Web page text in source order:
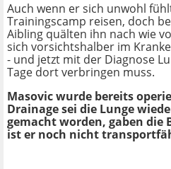
Auch wenn er sich unwohl
Trainingscamp reisen, doch
Aibling quälten ihn nach wie
sich vorsichtshalber im
- und jetzt mit der Diagnose
Tage dort verbringen muss.
Masovic wurde bereits
Drainage sei die Lunge
gemacht worden, gaben
ist er noch nicht